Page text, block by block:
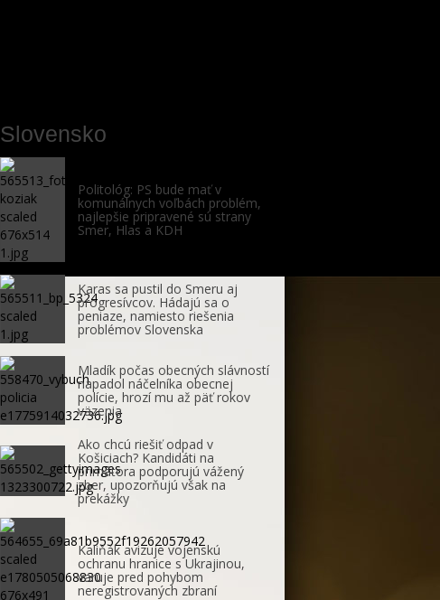
Slovensko
Politológ: PS bude mať v
komunálnych voľbách problém,
najlepšie pripravené sú strany
Smer, Hlas a KDH
Karas sa pustil do Smeru aj
progresívcov. Hádajú sa o
peniaze, namiesto riešenia
problémov Slovenska
Mladík počas obecných slávností
napadol náčelníka obecnej
polície, hrozí mu až päť rokov
väzenia
Ako chcú riešiť odpad v
Košiciach? Kandidáti na
primátora podporujú vážený
zber, upozorňujú však na
prekážky
Kaliňák avizuje vojenskú
ochranu hranice s Ukrajinou,
varuje pred pohybom
neregistrovaných zbraní